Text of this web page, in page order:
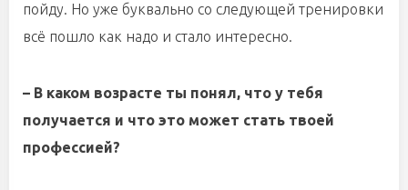
пойду. Но уже буквально со следующей тренировки
всё пошло как надо и стало интересно.
– В каком возрасте ты понял, что у тебя
получается и что это может стать твоей
профессией?